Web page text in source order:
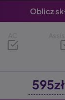
Oblicz
AC
595zł